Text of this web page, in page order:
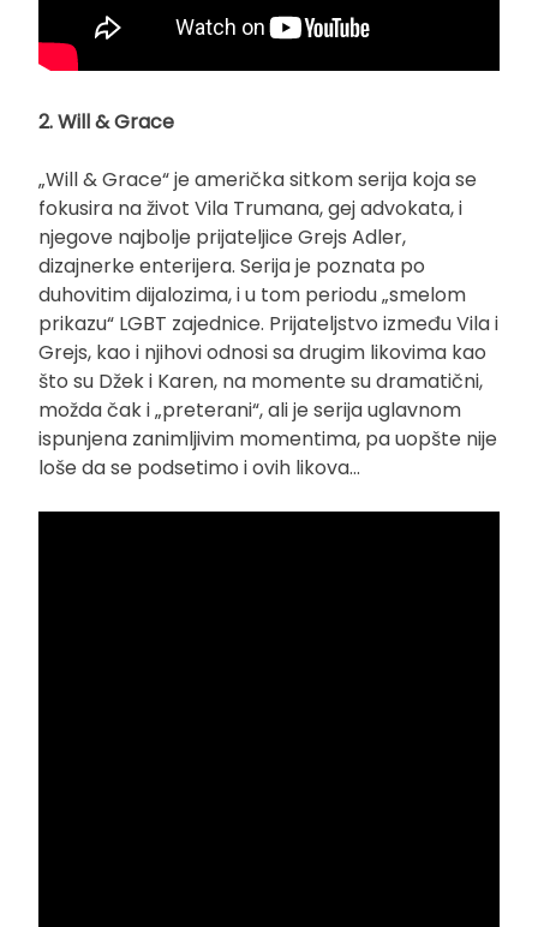
2. Will & Grace
„Will & Grace“ je američka sitkom serija koja se
fokusira na život Vila Trumana, gej advokata, i
njegove najbolje prijateljice Grejs Adler,
dizajnerke enterijera. Serija je poznata po
duhovitim dijalozima, i u tom periodu „smelom
prikazu“ LGBT zajednice. Prijateljstvo između Vila i
Grejs, kao i njihovi odnosi sa drugim likovima kao
što su Džek i Karen, na momente su dramatični,
možda čak i „preterani“, ali je serija uglavnom
ispunjena zanimljivim momentima, pa uopšte nije
loše da se podsetimo i ovih likova…